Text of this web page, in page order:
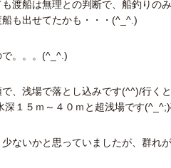
渡船は無理との判断で、船釣りの
も出せてたかも・・・(^_^.)
で。。。(^_^.)
、浅場で落とし込みです(^^)/行く
深１５ｍ～４０ｍと超浅場です
ないかと思っていましたが、群れ